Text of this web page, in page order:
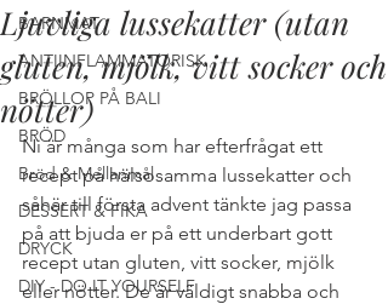
BARNMAT
ANTIINFLAMMATORISK
BRÖLLOP PÅ BALI
BRÖD
Bröd & Mellanmål
DESSERT & FIKA
DRYCK
DIY - DO IT YOURSELF
Ljuvliga lussekatter (utan
gluten, mjölk, vitt socker och
nötter)
Ni är många som har efterfrågat ett
recept på hälsosamma lussekatter och
såhär till första advent tänkte jag passa
på att bjuda er på ett underbart gott
recept utan gluten, vitt socker, mjölk
eller nötter. De är väldigt snabba och